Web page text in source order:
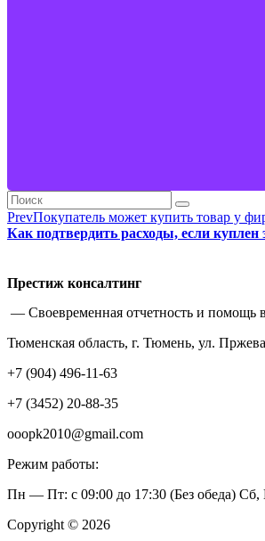
PrevПокупатель может купить товар у
Как подтвердить расходы, если куплен
Престиж консалтинг
— Своевременная отчетность и помощь
Тюменская область, г. Тюмень, ул.
+7 (904) 496-11-63
+7 (3452) 20-88-35
ooopk2010@gmail.com
Режим работы:
Пн — Пт: с 09:00 до 17:30 (Без обеда)
Copyright © 2026